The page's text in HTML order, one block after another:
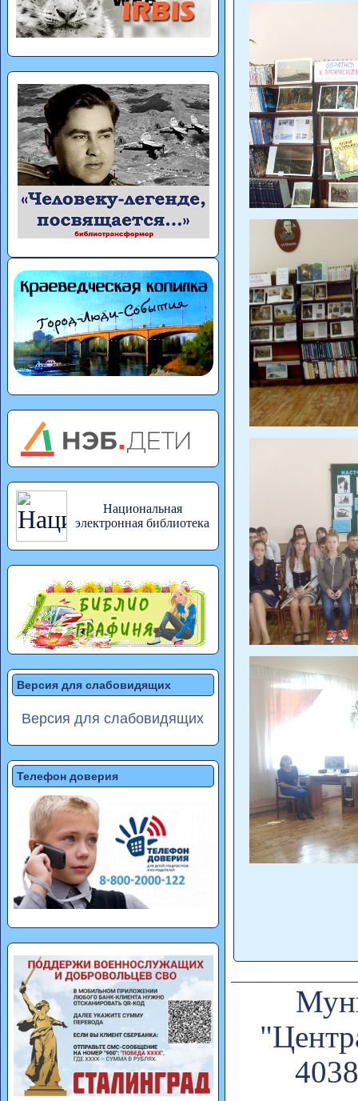
Национальная
электронная библиотека
Версия для слабовидящих
Версия для слабовидящих
Телефон доверия